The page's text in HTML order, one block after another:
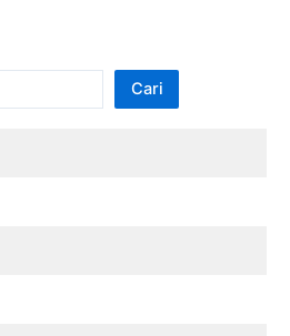
Cari